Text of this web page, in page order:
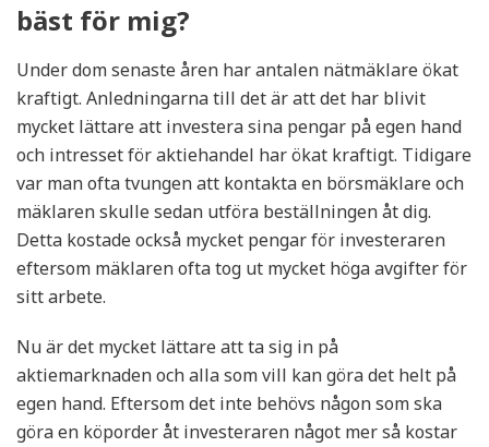
bäst för mig?
Under dom senaste åren har antalen nätmäklare ökat
kraftigt. Anledningarna till det är att det har blivit
mycket lättare att investera sina pengar på egen hand
och intresset för aktiehandel har ökat kraftigt. Tidigare
var man ofta tvungen att kontakta en börsmäklare och
mäklaren skulle sedan utföra beställningen åt dig.
Detta kostade också mycket pengar för investeraren
eftersom mäklaren ofta tog ut mycket höga avgifter för
sitt arbete.
Nu är det mycket lättare att ta sig in på
aktiemarknaden och alla som vill kan göra det helt på
egen hand. Eftersom det inte behövs någon som ska
göra en köporder åt investeraren något mer så kostar